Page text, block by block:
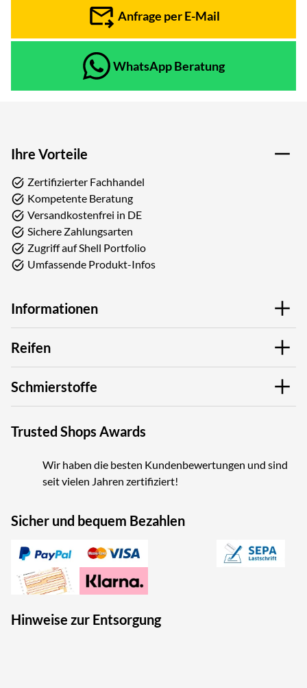
Anfrage per E-Mail
WhatsApp Beratung
Ihre Vorteile
Zertifizierter Fachhandel
Kompetente Beratung
Versandkostenfrei in DE
Sichere Zahlungsarten
Zugriff auf Shell Portfolio
Umfassende Produkt-Infos
Informationen
Reifen
Schmierstoffe
Trusted Shops Awards
Wir haben die besten Kundenbewertungen und sind
seit vielen Jahren zertifiziert!
Sicher und bequem Bezahlen
Hinweise zur Entsorgung